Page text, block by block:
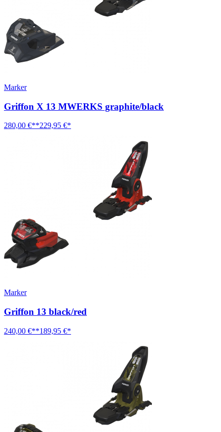
Marker
Griffon X 13 MWERKS graphite/black
280,00 €**229,95 €*
Marker
Griffon 13 black/red
240,00 €**189,95 €*